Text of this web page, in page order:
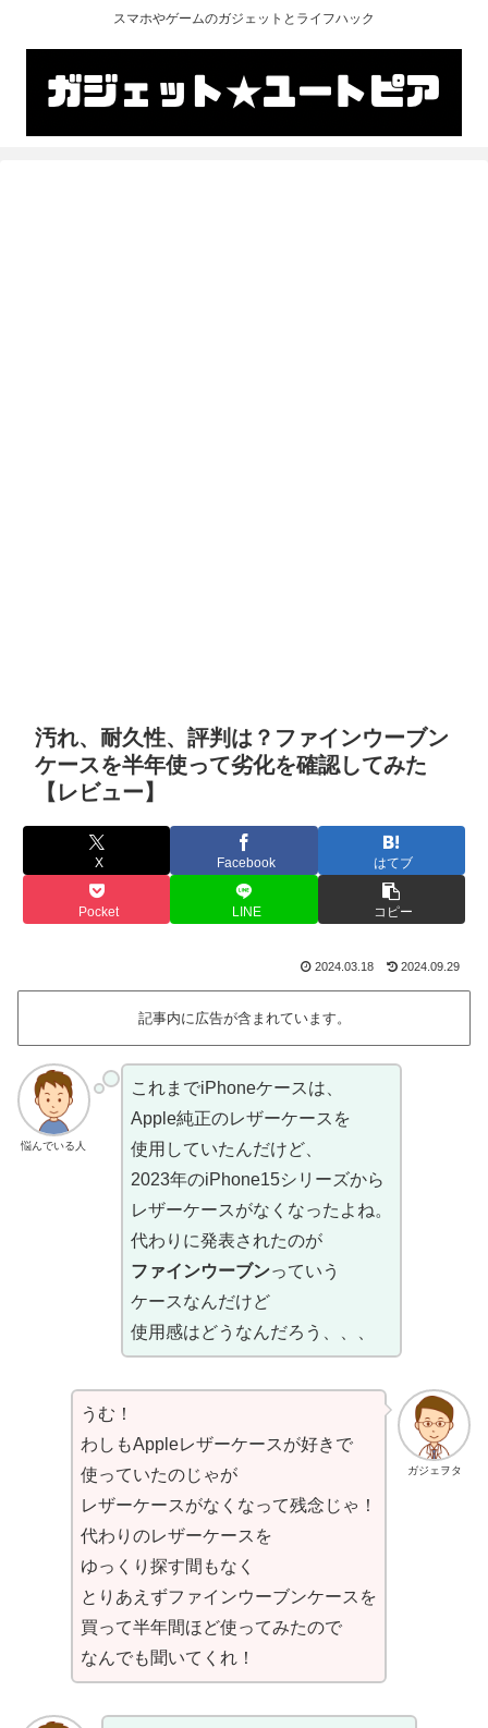
スマホやゲームのガジェットとライフハック
汚れ、耐久性、評判は？ファインウーブン
ケースを半年使って劣化を確認してみた
【レビュー】
X Facebook はてブ
Pocket LINE コピー
2024.03.18 2024.09.29
記事内に広告が含まれています。
悩んでいる人
これまでiPhoneケースは、
Apple純正のレザーケースを
使用していたんだけど、
2023年のiPhone15シリーズから
レザーケースがなくなったよね。
代わりに発表されたのが
ファインウーブンっていう
ケースなんだけど
使用感はどうなんだろう、、、
ガジェヲタ
うむ！
わしもAppleレザーケースが好きで
使っていたのじゃが
レザーケースがなくなって残念じゃ！
代わりのレザーケースを
ゆっくり探す間もなく
とりあえずファインウーブンケースを
買って半年間ほど使ってみたので
なんでも聞いてくれ！